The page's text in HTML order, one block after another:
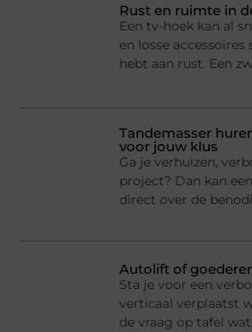
Rust en ruimte in
Een tv-hoek kan al
en losse
hebt aan rust. Een
Tandemasser
voor jouw klus
Ga je verhuizen,
project? Dan kan
direct over de
Autolift of
Sta je voor een
verticaal verplaatst
de vraag op tafel